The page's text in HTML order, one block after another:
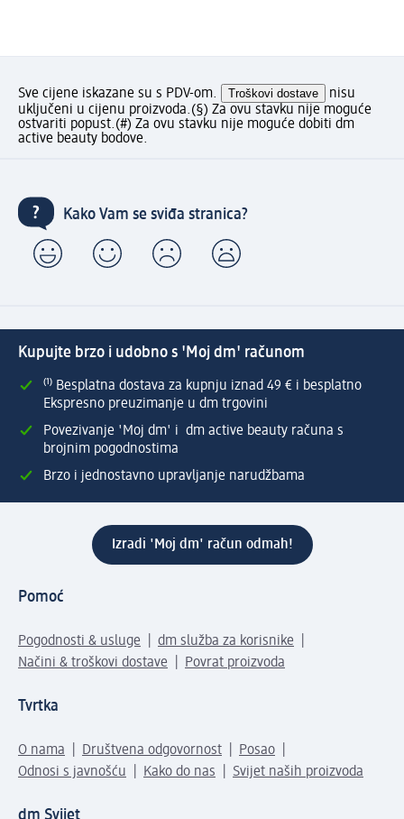
Sve cijene iskazane su s PDV-om. Troškovi dostave
nisu
uključeni u cijenu proizvoda.(§) Za ovu stavku nije moguće
ostvariti popust.(#) Za ovu stavku nije moguće dobiti dm
active beauty bodove.
Kako Vam se sviđa stranica?
Kupujte brzo i udobno s 'Moj dm' računom
⁽¹⁾ Besplatna dostava za kupnju iznad 49 € i besplatno
Ekspresno preuzimanje u dm trgovini
Povezivanje 'Moj dm' i dm active beauty računa s
brojnim pogodnostima
Brzo i jednostavno upravljanje narudžbama
Izradi 'Moj dm' račun odmah!
Pomoć
Pogodnosti & usluge
dm služba za korisnike
Načini & troškovi dostave
Povrat proizvoda
Tvrtka
O nama Društvena odgovornost
Posao
Odnosi s javnošću
Kako do nas Svijet naših proizvoda
dm Svijet